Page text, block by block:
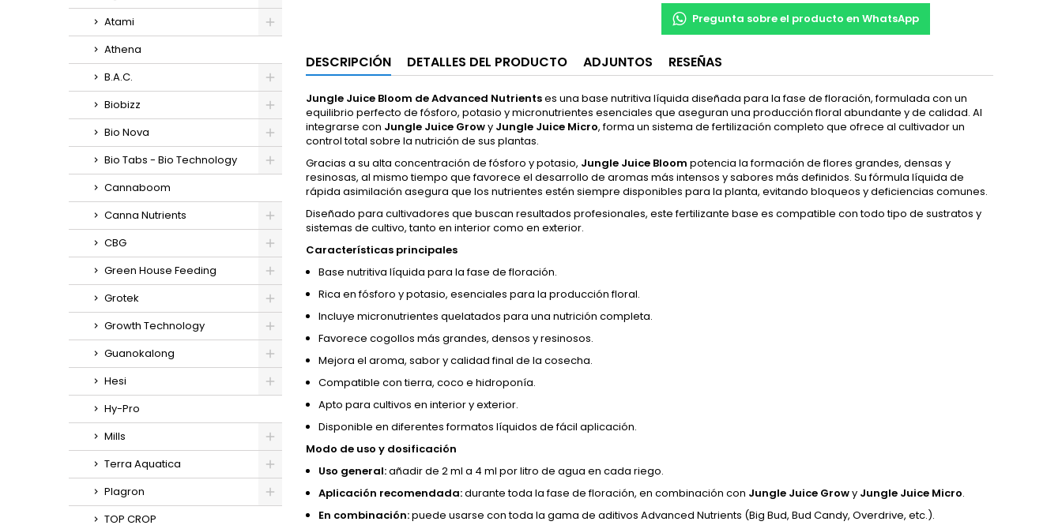
Atami
Athena
B.A.C.
Biobizz
Bio Nova
Bio Tabs - Bio Technology
Cannaboom
Canna Nutrients
CBG
Green House Feeding
Grotek
Growth Technology
Guanokalong
Hesi
Hy-Pro
Mills
Terra Aquatica
Plagron
TOP CROP
Pregunta sobre el producto en WhatsApp
DESCRIPCIÓN DETALLES DEL PRODUCTO ADJUNTOS RESEÑAS
Jungle Juice Bloom de Advanced Nutrientses una base nutritiva líquida diseñada para la fase de floración, formulada con un
equilibrio perfecto de fósforo, potasio y micronutrientes esenciales que aseguran una producción floral abundante y de calidad. Al
integrarse con Jungle Juice Growy Jungle Juice Micro, forma un sistema de fertilización completo que ofrece al cultivador un
control total sobre la nutrición de sus plantas.
Gracias a su alta concentración de fósforo y potasio, Jungle Juice Bloom potencia la formación de flores grandes, densas y
resinosas, al mismo tiempo que favorece el desarrollo de aromas más intensos y sabores más definidos. Su fórmula líquida de
rápida asimilación asegura que los nutrientes estén siempre disponibles para la planta, evitando bloqueos y deficiencias comunes.
Diseñado para cultivadores que buscan resultados profesionales, este fertilizante base es compatible con todo tipo de sustratos y
sistemas de cultivo, tanto en interior como en exterior.
Características principales
Base nutritiva líquida para la fase de floración.
Rica en fósforo y potasio, esenciales para la producción floral.
Incluye micronutrientes quelatados para una nutrición completa.
Favorece cogollos más grandes, densos y resinosos.
Mejora el aroma, sabor y calidad final de la cosecha.
Compatible con tierra, coco e hidroponía.
Apto para cultivos en interior y exterior.
Disponible en diferentes formatos líquidos de fácil aplicación.
Modo de uso y dosificación
Uso general:añadir de 2 ml a 4 ml por litro de agua en cada riego.
Aplicación recomendada:durante toda la fase de floración, en combinación con Jungle Juice Growy Jungle Juice Micro.
En combinación:puede usarse con toda la gama de aditivos Advanced Nutrients (Big Bud, Bud Candy, Overdrive, etc.).